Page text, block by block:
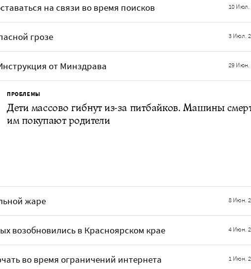
на связи во время поисков 10 Июл.
грозе 3 Июл.
от Минздрава 29 Июн.
ПРОБЛЕМЫ
Дети массово гибнут из-за питбайков. Машины
им покупают родители
жаре 8 Июн.
возобновились в Красноярском крае 4 Июн.
во время ограничений интернета 1 Июн.